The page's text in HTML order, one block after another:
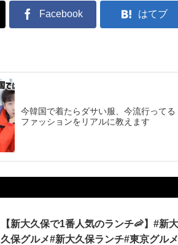
Facebook はてブ
今韓国で着たらダサい服、今流行ってる
ファッションをリアルに教えます
【新大久保で1番人気のランチ🦐】#新大
久保グルメ#新大久保ランチ#東京グルメ